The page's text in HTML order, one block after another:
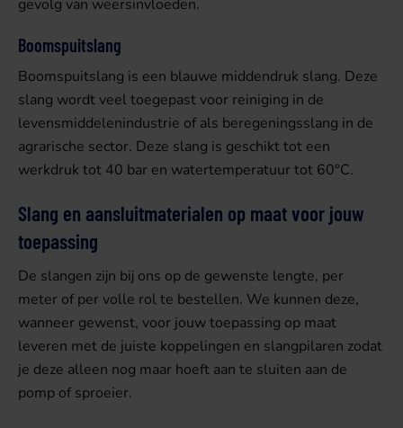
gevolg van weersinvloeden.
Boomspuitslang
Boomspuitslang is een blauwe middendruk slang. Deze
slang wordt veel toegepast voor reiniging in de
levensmiddelenindustrie of als beregeningsslang in de
agrarische sector. Deze slang is geschikt tot een
werkdruk tot 40 bar en watertemperatuur tot 60°C.
Slang en aansluitmaterialen op maat voor jouw
toepassing
De slangen zijn bij ons op de gewenste lengte, per
meter of per volle rol te bestellen. We kunnen deze,
wanneer gewenst, voor jouw toepassing op maat
leveren met de juiste koppelingen en slangpilaren zodat
je deze alleen nog maar hoeft aan te sluiten aan de
pomp of sproeier.